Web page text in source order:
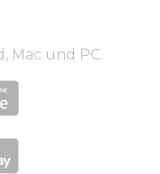
Mac und PC.